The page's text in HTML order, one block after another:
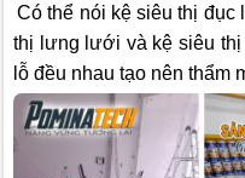
Có thể nói kệ siêu thị đục
thị lưng lưới và kệ siêu
lỗ đều nhau tạo nên thẩm